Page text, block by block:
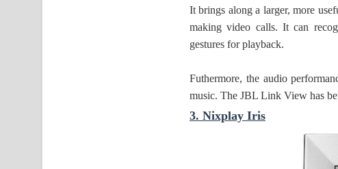
It brings along a larger, more
making video calls. It can
gestures for playback.
Futhermore, the audio
music. The JBL Link View has
3. Nixplay Iris